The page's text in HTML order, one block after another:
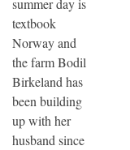
summer day is
textbook
Norway and
the farm Bodil
Birkeland has
been building
up with her
husband since